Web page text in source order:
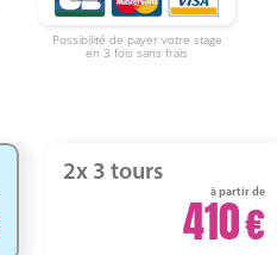
Possibilité de payer votre stage
en 3 fois sans frais
2x 3 tours
à partir de
410